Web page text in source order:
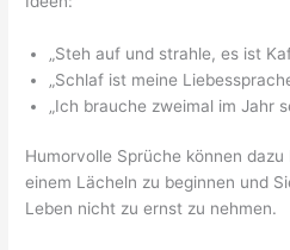
„Steh auf und strahle, es ist
„Schlaf ist meine
„Ich brauche zweimal im Jahr
Humorvolle Sprüche können
einem Lächeln zu beginnen und
Leben nicht zu ernst zu nehmen.